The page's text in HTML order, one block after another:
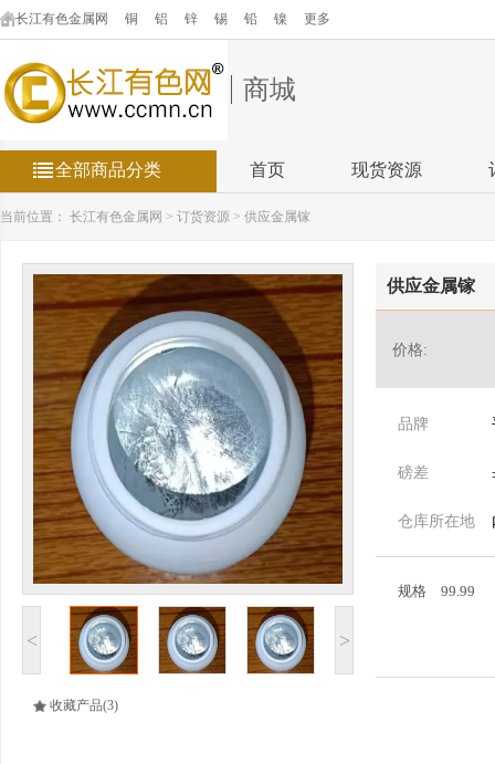
长江有色金属网 铜 铝 锌 锡 铅 镍 更多
商城
全部商品分类 首页 现货资源
当前位置： 长江有色金属网 > 订货资源 > 供应金属镓
< >
收藏产品(3)
供应金属镓
价格:
品牌
磅差
仓库所在地
规格 99.99